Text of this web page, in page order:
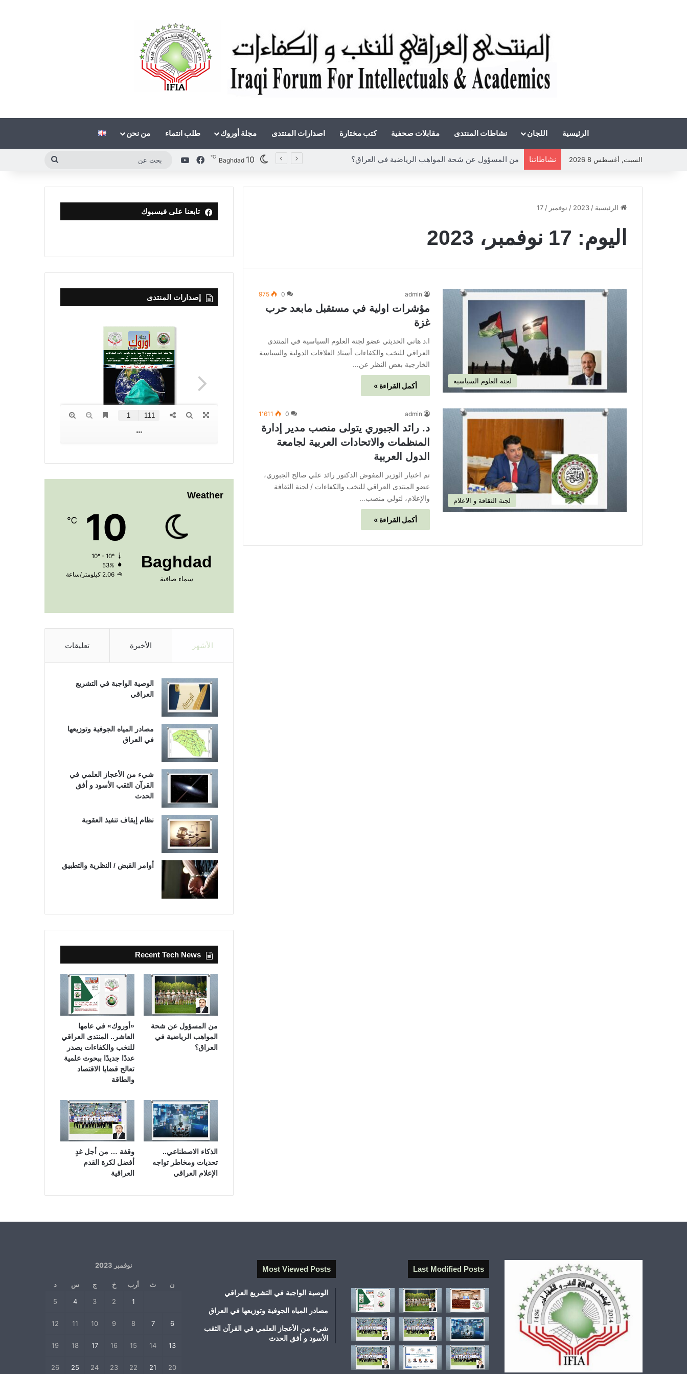
الرئيسية اللجان نشاطات المنتدى مقابلات صحفية كتب مختارة اصدارات المنتدى مجلة أوروك طلب انتماء من نحن
السبت, أغسطس 8 2026 نشاطاتنا من المسؤول عن شحة المواهب الرياضية في العراق؟ Baghdad 10
℃ فيسبوك‫YouTube
الرئيسية /
2023
/ نوفمبر /
17
اليوم: 17 نوفمبر، 2023
لجنة العلوم السياسية
admin
0
975
مؤشرات اولية في مستقبل مابعد حرب
غزة
ا.د هاني الحديثي عضو لجنة العلوم السياسية في المنتدى
العراقي للنخب والكفاءات أستاذ العلاقات الدولية والسياسة
الخارجية بغض النظر عن…
أكمل القراءة »
لجنة الثقافة و الاعلام
admin
0 1٬611
د. رائد الجبوري يتولى منصب مدير إدارة
المنظمات والاتحادات العربية لجامعة
الدول العربية
تم اختيار الوزير المفوض الدكتور رائد علي صالح الجبوري،
عضو المنتدى العراقي للنخب والكفاءات / لجنة الثقافة
والإعلام، لتولي منصب…
أكمل القراءة »
تابعنا على فيسبوك
إصدارات المنتدى
Weather
Baghdad
سماء صافية
10
℃
10º - 10º
53%
2.06 كيلومتر/ساعة
الأشهر الأخيرة تعليقات
الوصية الواجبة في التشريع
العراقي
مصادر المياه الجوفية وتوزيعها
في العراق
شيء من الأعجاز العلمي في
القرآن الثقب الأسود و أفق
الحدث
نظام إيقاف تنفيذ العقوبة
أوامر القبض / النظرية والتطبيق
Recent Tech News
من المسؤول عن شحة
المواهب الرياضية في
العراق؟
«أوروك» في عامها
العاشر.. المنتدى العراقي
للنخب والكفاءات يصدر
عددًا جديدًا ببحوث علمية
تعالج قضايا الاقتصاد
والطاقة
الذكاء الاصطناعي..
تحديات ومخاطر تواجه
الإعلام العراقي
وقفة … من أجل غدٍ
أفضل لكرة القدم
العراقية
Last Modified Posts
Most Viewed Posts
الوصية الواجبة في التشريع العراقي
مصادر المياه الجوفية وتوزيعها في العراق
شيء من الأعجاز العلمي في القرآن الثقب
الأسود و أفق الحدث
نوفمبر 2023
ن ث أرب خ ج س د
1
2
3
4
5
6
7
8
9
10
11
12
13
14
15
16
17
18
19
20
21
22
23
24
25
26